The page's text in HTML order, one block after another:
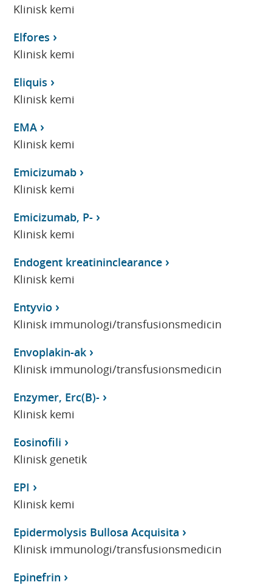
Klinisk kemi
Elfores
Klinisk kemi
Eliquis
Klinisk kemi
EMA
Klinisk kemi
Emicizumab
Klinisk kemi
Emicizumab, P-
Klinisk kemi
Endogent kreatininclearance
Klinisk kemi
Entyvio
Klinisk immunologi/transfusionsmedicin
Envoplakin-ak
Klinisk immunologi/transfusionsmedicin
Enzymer, Erc(B)-
Klinisk kemi
Eosinofili
Klinisk genetik
EPI
Klinisk kemi
Epidermolysis Bullosa Acquisita
Klinisk immunologi/transfusionsmedicin
Epinefrin